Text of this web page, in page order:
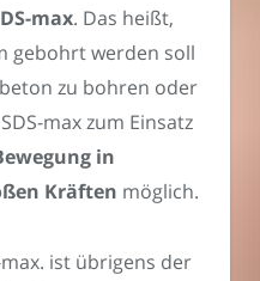
max. Das heißt,
gebohrt werden soll
zu bohren oder
max zum Einsatz
in
Kräften möglich.
max. ist übrigens der